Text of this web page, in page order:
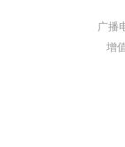
广播
增